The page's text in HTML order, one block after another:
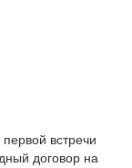
встречи
договор на